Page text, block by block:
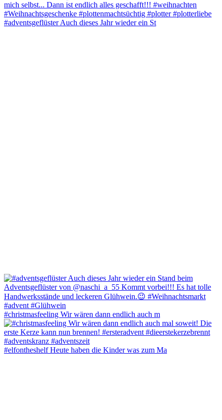
#adventsgeflüster Auch dieses Jahr wieder ein St
#christmasfeeling Wir wären dann endlich auch m
#elfontheshelf Heute haben die Kinder was zum Ma